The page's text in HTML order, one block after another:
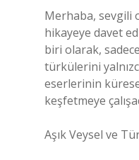
Merhaba, sevgili
hikayeye davet
biri olarak,
türkülerini
eserlerinin
keşfetmeye
Aşık Veysel ve